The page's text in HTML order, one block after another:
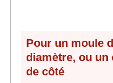
Pour un moule
diamètre, ou un
de côté